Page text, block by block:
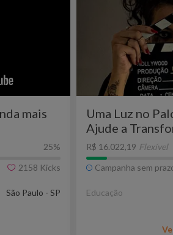
mais
25%
2158 Kicks
São Paulo - SP
Uma Luz no
Ajude a
Luisa em
R$ 16.022,19 Flexível
Campanha sem
Educação